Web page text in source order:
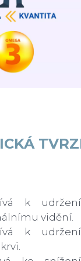
k udržení
vidění.
k udržení